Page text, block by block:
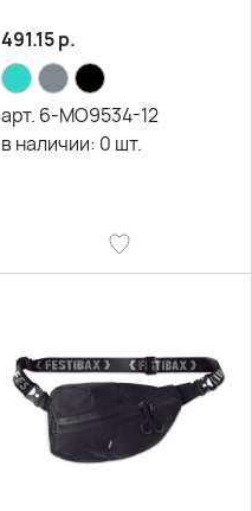
491.15р.
арт. 6-MO9534-12
в наличии: 0 шт.